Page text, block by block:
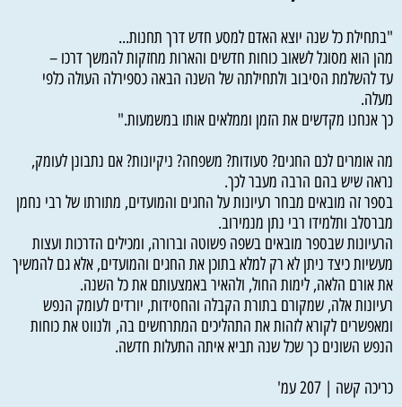
"בתחילת כל שנה יוצא האדם למסע חדש דרך תחנות...
מהן הוא מסוגל לשאוב כוחות חדשים והארות מחזקות להמשך דרכו –
עד להשלמת הסיבוב ולתחילתה של השנה הבאה כספירלה העולה כלפי
מעלה.
כך אנחנו מקדשים את הזמן וממלאים אותו במשמעות."
מה אומרים לכם החגים? סעודות? משפחה? ניקיונות? אם נתבונן לעומק,
נראה שיש בהם הרבה מעבר לכך.
בספר זה מובאים מבחר רעיונות על החגים והמועדים, מתורתו של רבי נחמן
מברסלב ותלמידו רבי נתן מנמירוב.
הרעיונות שבספר מובאים בשפה פשוטה וברורה, ומכילים הדרכות ועצות
מעשיות כיצד ניתן לא רק למלא בתוכן את החגים והמועדים, אלא גם להמשיך
את אורם הלאה, לימות החול, ולהאיר באמצעותם את כל השנה.
רעיונות אלה, שמקורם בתורת הקבלה והחסידות, יורדים לעומק הנפש
ומאפשרים לקורא לזהות את התהליכים המתרחשים בה, ולנווט את כוחות
הנפש השונים כך שכל שנה תביא איתה התעלות חדשה.
כריכה קשה | 207 עמ'